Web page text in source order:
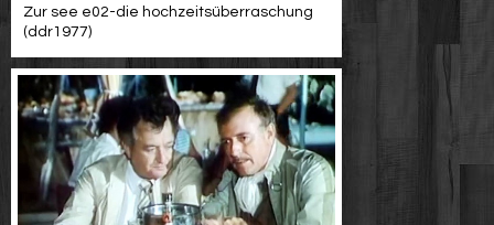
Zur see e02-die hochzeitsüberraschung
(ddr1977)